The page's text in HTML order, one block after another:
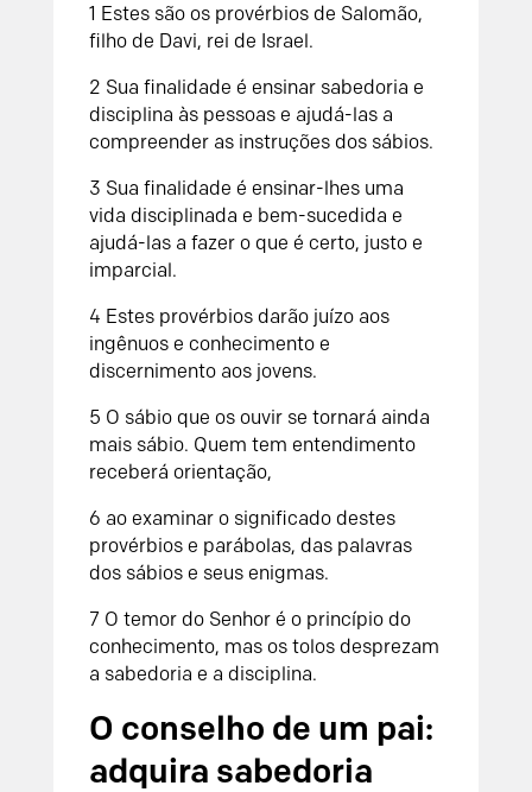
1 Estes são os provérbios de Salomão,
filho de Davi, rei de Israel.
2 Sua finalidade é ensinar sabedoria e
disciplina às pessoas e ajudá-las a
compreender as instruções dos sábios.
3 Sua finalidade é ensinar-lhes uma
vida disciplinada e bem-sucedida e
ajudá-las a fazer o que é certo, justo e
imparcial.
4 Estes provérbios darão juízo aos
ingênuos e conhecimento e
discernimento aos jovens.
5 O sábio que os ouvir se tornará ainda
mais sábio. Quem tem entendimento
receberá orientação,
6 ao examinar o significado destes
provérbios e parábolas, das palavras
dos sábios e seus enigmas.
7 O temor do Senhor é o princípio do
conhecimento, mas os tolos desprezam
a sabedoria e a disciplina.
O conselho de um pai:
adquira sabedoria